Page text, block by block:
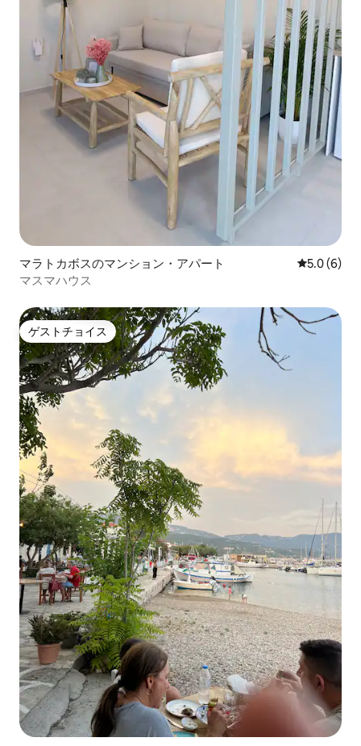
マラトカボスのマンション・アパート レビュー6
5.0 (6)
マスマハウス
ゲストチョイス
ゲストチョイス